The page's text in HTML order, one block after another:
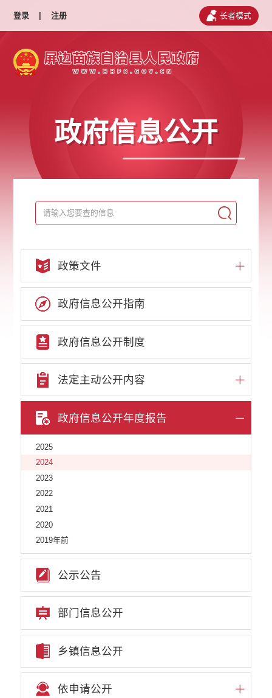
登录 | 注册 长者模式
政府信息公开
政策文件
政府信息公开指南
政府信息公开制度
法定主动公开内容
政府信息公开年度报告
2025
2024
2023
2022
2021
2020
2019年前
公示公告
部门信息公开
乡镇信息公开
依申请公开